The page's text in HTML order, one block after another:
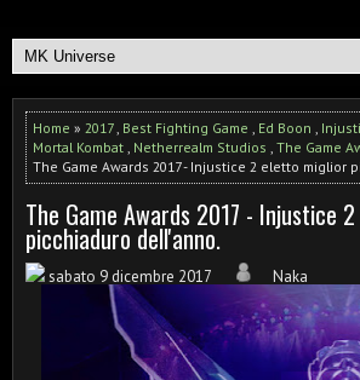
Home » 2017, Best Fighting Game , Ed Boon ,
Mortal Kombat , Netherrealm Studios , The Game
The Game Awards 2017 - Injustice 2 eletto miglior
The Game Awards 2017 - Injustice
picchiaduro dell'anno.
sabato 9 dicembre 2017 Naka